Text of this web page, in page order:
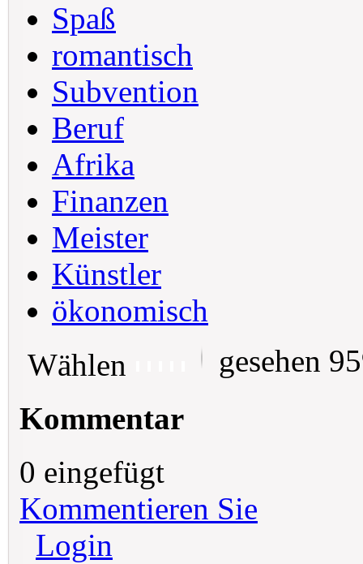
Spaß
romantisch
Subvention
Beruf
Afrika
Finanzen
Meister
Künstler
ökonomisch
Wählen
gesehen
Kommentar
0 eingefügt
Kommentieren Sie
Login